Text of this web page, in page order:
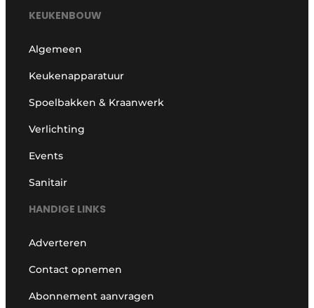
KEUKENBOUW
Algemeen
Keukenapparatuur
Spoelbakken & Kraanwerk
Verlichting
Events
Sanitair
HANDIGE LINKS
Adverteren
Contact opnemen
Abonnement aanvragen